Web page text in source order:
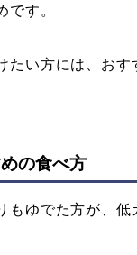
です。
たい方には、おす
の食べ方
もゆでた方が、低